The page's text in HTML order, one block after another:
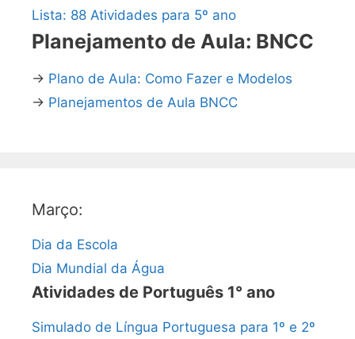
Lista: 88 Atividades para 5º ano
Planejamento de Aula: BNCC
→ Plano de Aula: Como Fazer e Modelos
→ Planejamentos de Aula BNCC
Março:
Dia da Escola
Dia Mundial da Água
Atividades de Português 1° ano
Simulado de Língua Portuguesa para 1º e 2º